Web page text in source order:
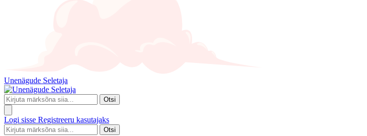
Unenägude Seletaja
Otsi
Logi sisse Registreeru kasutajaks
Otsi